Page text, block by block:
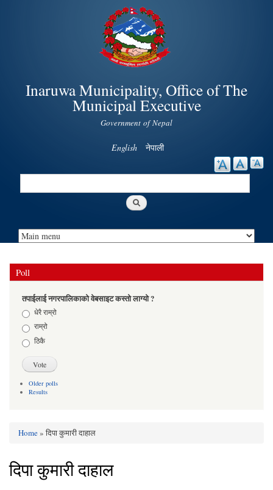
Skip to
main
content
Inaruwa Municipality, Office of The
Municipal Executive
Government of Nepal
English नेपाली
Search
Poll
तपाईलाई नगरपालिकाको वेबसाइट कस्तो लाग्यो ?
Choicesधेरै राम्रो
राम्रो
ठिकै
Older polls
Results
You are here
Home» दिपा कुमारी दाहाल
दिपा कुमारी दाहाल